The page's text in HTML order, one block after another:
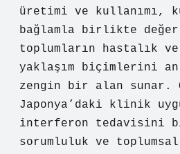
üretimi ve kullanımı,
bağlamla birlikte
toplumların hastalık
yaklaşım biçimlerini
zengin bir alan sunar.
Japonya’daki klinik
interferon tedavisini
sorumluluk ve toplumsal